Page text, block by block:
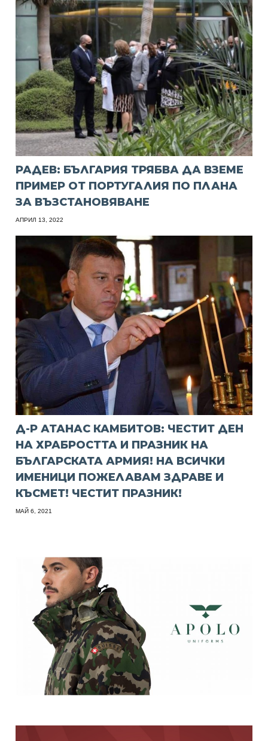
РАДЕВ: БЪЛГАРИЯ ТРЯБВА ДА ВЗЕМЕ
ПРИМЕР ОТ ПОРТУГАЛИЯ ПО ПЛАНА
ЗА ВЪЗСТАНОВЯВАНЕ
АПРИЛ 13, 2022
Д-Р АТАНАС КАМБИТОВ: ЧЕСТИТ ДЕН
НА ХРАБРОСТТА И ПРАЗНИК НА
БЪЛГАРСКАТА АРМИЯ! НА ВСИЧКИ
ИМЕНИЦИ ПОЖЕЛАВАМ ЗДРАВЕ И
КЪСМЕТ! ЧЕСТИТ ПРАЗНИК!
МАЙ 6, 2021